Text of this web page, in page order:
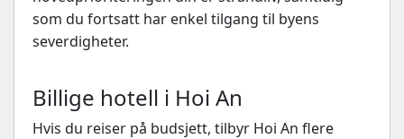
som du fortsatt har enkel tilgang til byens
severdigheter.
Billige hotell i Hoi An
Hvis du reiser på budsjett, tilbyr Hoi An flere